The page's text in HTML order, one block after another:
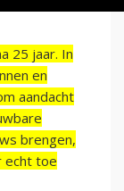
25 jaar. In
en
aandacht
brengen,
echt toe